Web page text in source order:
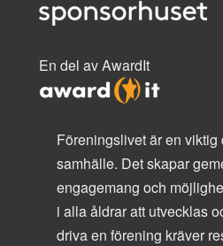
En del av AwardIt
Föreningslivet är en viktig
samhälle. Det skapar
engagemang och
i alla åldrar att utvecklas
driva en förening kräver